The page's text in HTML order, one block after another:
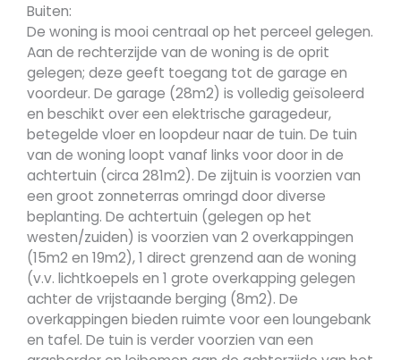
Buiten:
De woning is mooi centraal op het perceel gelegen.
Aan de rechterzijde van de woning is de oprit
gelegen; deze geeft toegang tot de garage en
voordeur. De garage (28m2) is volledig geïsoleerd
en beschikt over een elektrische garagedeur,
betegelde vloer en loopdeur naar de tuin. De tuin
van de woning loopt vanaf links voor door in de
achtertuin (circa 281m2). De zijtuin is voorzien van
een groot zonneterras omringd door diverse
beplanting. De achtertuin (gelegen op het
westen/zuiden) is voorzien van 2 overkappingen
(15m2 en 19m2), 1 direct grenzend aan de woning
(v.v. lichtkoepels en 1 grote overkapping gelegen
achter de vrijstaande berging (8m2). De
overkappingen bieden ruimte voor een loungebank
en tafel. De tuin is verder voorzien van een